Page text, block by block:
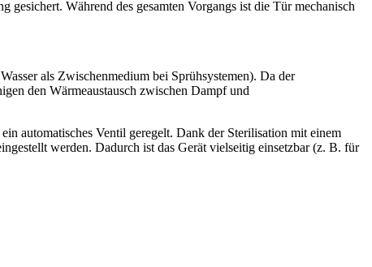
Während des gesamten Vorgangs ist die Tür mechanisch
als Zwischenmedium bei Sprühsystemen). Da der
den Wärmeaustausch zwischen Dampf und
automatisches Ventil geregelt. Dank der Sterilisation mit einem
werden. Dadurch ist das Gerät vielseitig einsetzbar (z. B. für